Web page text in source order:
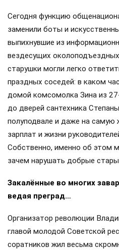
Сегодня функцию
заменили боты и
выпихнувшие из
вездесущих
старушки могли легко
праздных соседей: в каком
домой комсомолка Зина из
до дверей сантехника
полуподвале и даже на самую
зарплат и жизни
Собственно, именно об этом
зачем нарушать добрые
Закалённые во многих
ведая преград…
Организатор революции
главой молодой Советской
соратников жил весьма